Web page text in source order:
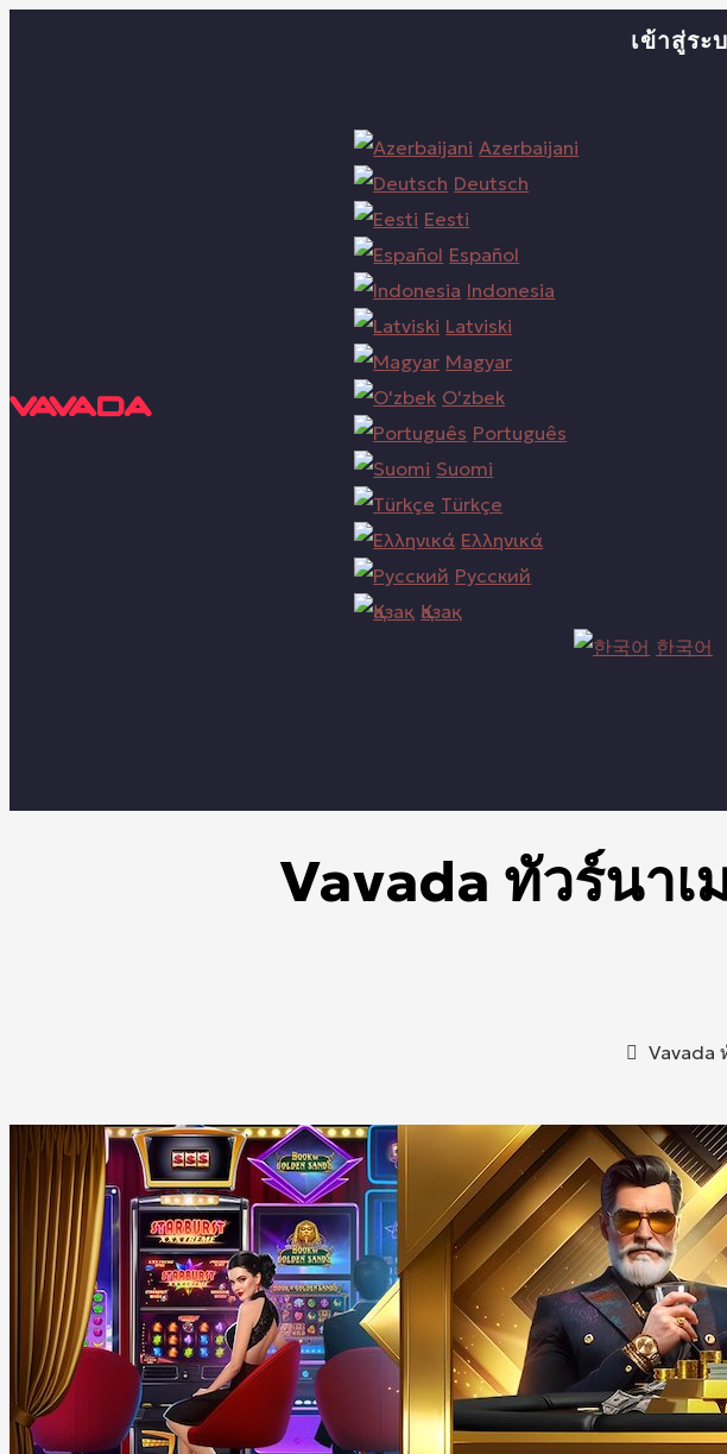
เข้าสู่ระ
Azerbaijani
Deutsch
Eesti
Español
Indonesia
Latviski
Magyar
O'zbek
Português
Suomi
Türkçe
Ελληνικά
Русский
Қазақ
한국어
Vavada ทัวร์นา
Vavada